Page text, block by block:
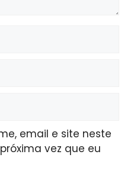
email e site neste
vez que eu